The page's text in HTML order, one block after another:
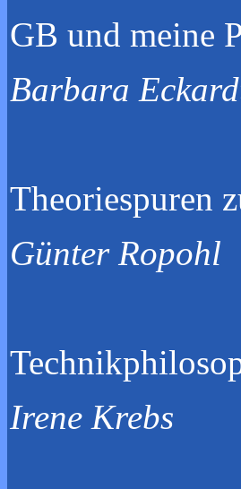
GB
Barbara
Günter Ropohl
Irene Krebs